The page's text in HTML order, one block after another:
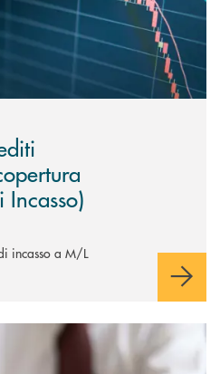
Incasso)
incasso a M/L
commessa (SACE)